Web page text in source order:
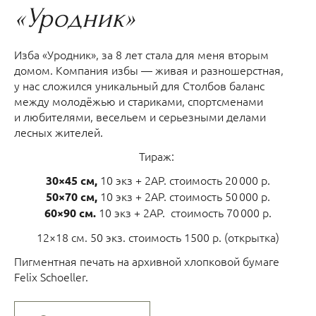
«Уродник»
Изба «Уродник», за 8 лет стала для меня вторым
домом. Компания избы — живая и разношерстная,
у нас сложился уникальный для Столбов баланс
между молодёжью и стариками, спортсменами
и любителями, весельем и серьезными делами
лесных жителей.
Тираж:
30×45 см, 10 экз + 2AP. стоимость 20 000 р.
50×70 см, 10 экз + 2AP. стоимость 50 000 р.
60×90 см. 10 экз + 2AP. стоимость 70 000 р.
12×18 см. 50 экз. стоимость 1500 р. (открытка)
Пигментная печать на архивной хлопковой бумаге
Felix Schoeller.